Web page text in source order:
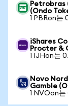
Petrobras
(Ondo
1 PBRon는
iShares
Procter &
1 IJHon는
Novo
Gamble
1 NVOon